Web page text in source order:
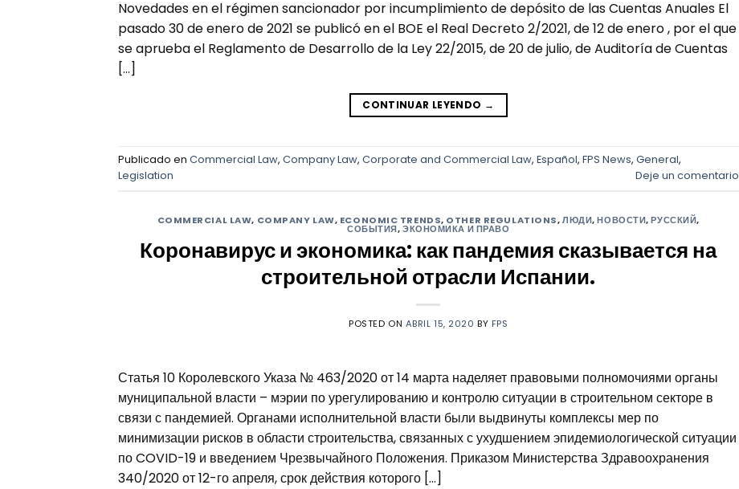
Novedades en el régimen sancionador por incumplimiento de depósito de las Cuentas Anuales El
pasado 30 de enero de 2021 se publicó en el BOE el Real Decreto 2/2021, de 12 de enero , por el que
se aprueba el Reglamento de Desarrollo de la Ley 22/2015, de 20 de julio, de Auditoría de Cuentas
[…]
CONTINUAR LEYENDO →
Publicado en Commercial Law, Company Law, Corporate and Commercial Law, Español, FPS News, General,
Legislation
Deje un comentario
COMMERCIAL LAW, COMPANY LAW, ECONOMIC TRENDS, OTHER REGULATIONS,ЛЮДИ,НОВОСТИ,РУССКИЙ,
СОБЫТИЯ,ЭКОНОМИКА И ПРАВО
Коронавирус и экономика: как пандемия сказывается на
строительной отрасли Испании.
POSTED ON ABRIL 15, 2020 BY FPS
Статья 10 Королевского Указа № 463/2020 от 14 марта наделяет правовыми полномочиями органы
муниципальной власти – мэрии по урегулированию и контролю ситуации в строительном секторе в
связи с пандемией. Органами исполнительной власти были выдвинуты комплексы мер по
минимизации рисков в области строительства, связанных с ухудшением эпидемиологической ситуации
по COVID-19 и введением Чрезвычайного Положения. Приказом Министерства Здравоохранения
340/2020 от 12-го апреля, срок действия которого […]